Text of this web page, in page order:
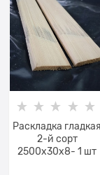
Раскладка гладкая
2-й сорт
2500x30x8- 1 шт